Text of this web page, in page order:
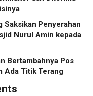
Saksikan Penyerahan
Nurul Amin kepada
Bertambahnya Pos
Ada Titik Terang